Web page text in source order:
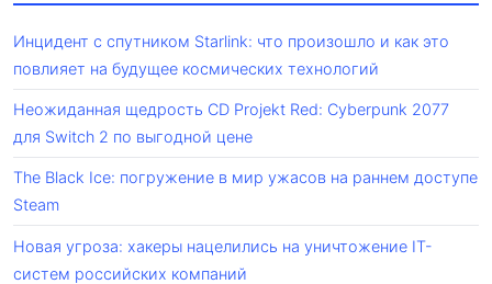
Инцидент с спутником Starlink: что произошло и как это
повлияет на будущее космических технологий
Неожиданная щедрость CD Projekt Red: Cyberpunk 2077
для Switch 2 по выгодной цене
The Black Ice: погружение в мир ужасов на раннем доступе
Steam
Новая угроза: хакеры нацелились на уничтожение IT-
систем российских компаний